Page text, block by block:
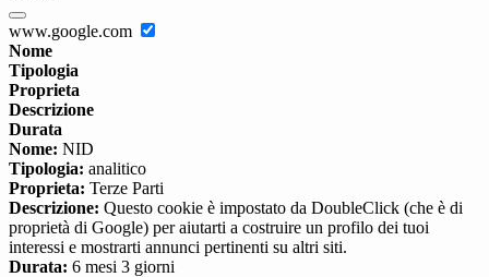
www.google.com
Nome
Tipologia
Proprieta
Descrizione
Durata
Nome: NID
Tipologia: analitico
Proprieta: Terze Parti
Descrizione: Questo cookie è impostato da DoubleClick (che è di
proprietà di Google) per aiutarti a costruire un profilo dei tuoi
interessi e mostrarti annunci pertinenti su altri siti.
Durata: 6 mesi 3 giorni